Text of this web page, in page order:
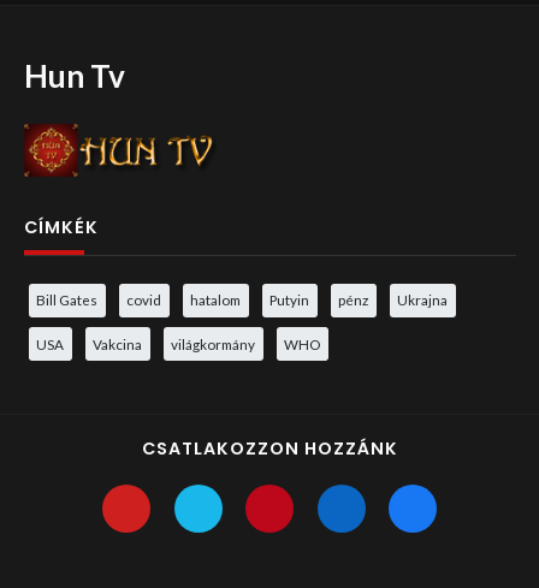
Hun Tv
CÍMKÉK
Bill Gates covid hatalom Putyin pénz Ukrajna
USA Vakcina világkormány WHO
CSATLAKOZZON HOZZÁNK